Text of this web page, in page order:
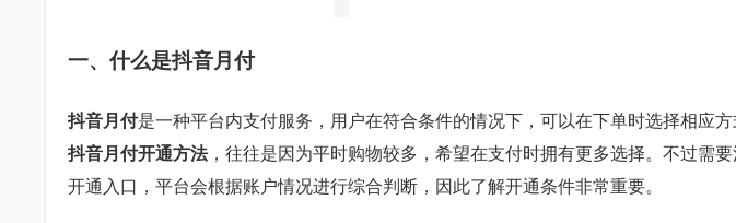
一、什么是抖音月付
抖音月付是一种平台内支付服务，用户在符合条件的情况下，可以在下单时选择相应
抖音月付开通方法，往往是因为平时购物较多，希望在支付时拥有更多选择。不过需
开通入口，平台会根据账户情况进行综合判断，因此了解开通条件非常重要。